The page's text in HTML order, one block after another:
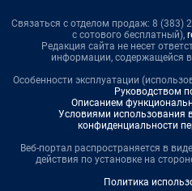
Связаться с отделом продаж: 8 (383)
с сотового бесплатный),
Редакция сайта не несет
информации, содержащейся
Особенности эксплуатации
Руководством
Описанием
Условиями использования
конфиденциальности
Веб-портал распространяется в
действия по установке на
Политика